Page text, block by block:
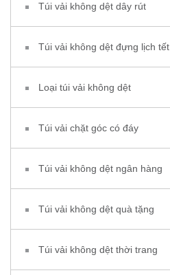
Túi vải không dệt dây rút
Túi vải không dệt đựng lịch tết
Loại túi vải không dệt
Túi vải chặt góc có đáy
Túi vải không dệt ngân hàng
Túi vải không dệt quà tặng
Túi vải không dệt thời trang